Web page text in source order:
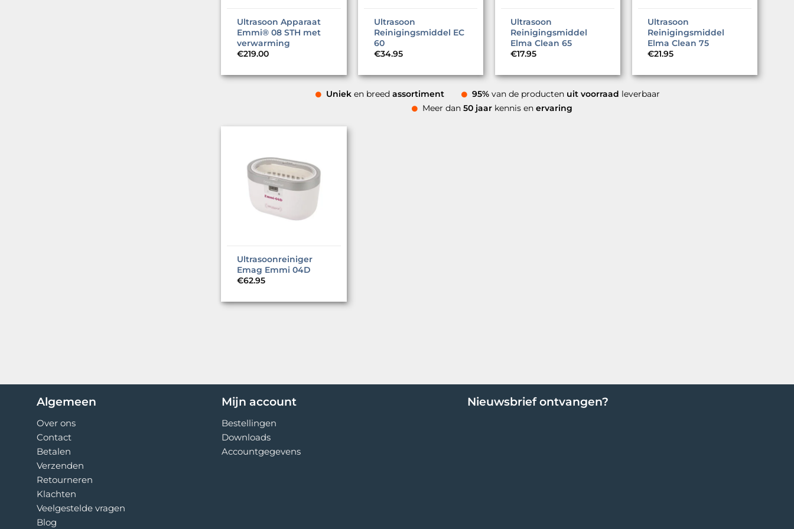
Ultrasoon Apparaat
Emmi® 08 STH met
verwarming
€219.00
Ultrasoon
Reinigingsmiddel EC
60
€34.95
Ultrasoon
Reinigingsmiddel
Elma Clean 65
€17.95
Ultrasoon
Reinigingsmiddel
Elma Clean 75
€21.95
Uniek en breedassortiment 95% van de producten uit voorraad leverbaar
Meer dan50 jaar kennis enervaring
Ultrasoonreiniger
Emag Emmi 04D
€62.95
Algemeen
Over ons
Contact
Betalen
Verzenden
Retourneren
Klachten
Veelgestelde vragen
Blog
Mijn account
Bestellingen
Downloads
Accountgegevens
Nieuwsbrief ontvangen?